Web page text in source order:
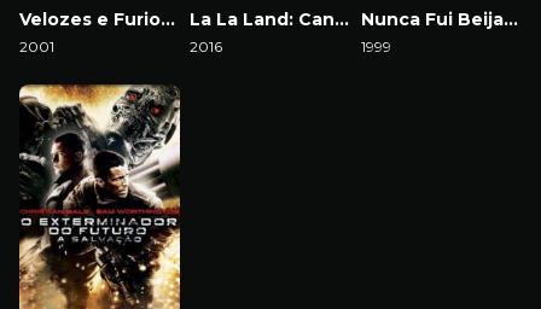
Velozes e Furiosos
2001
La La Land: Cantando Estações
2016
Nunca Fui Beijada
1999